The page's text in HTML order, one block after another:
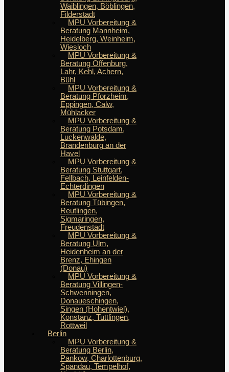
Waiblingen, Böblingen,
Filderstadt
MPU Vorbereitung &
Beratung Mannheim,
Heidelberg, Weinheim,
Wiesloch
MPU Vorbereitung &
Beratung Offenburg,
Lahr, Kehl, Achern,
Bühl
MPU Vorbereitung &
Beratung Pforzheim,
Eppingen, Calw,
Mühlacker
MPU Vorbereitung &
Beratung Potsdam,
Luckenwalde,
Brandenburg an der
Havel
MPU Vorbereitung &
Beratung Stuttgart,
Fellbach, Leinfelden-
Echterdingen
MPU Vorbereitung &
Beratung Tübingen,
Reutlingen,
Sigmaringen,
Freudenstadt
MPU Vorbereitung &
Beratung Ulm,
Heidenheim an der
Brenz, Ehingen
(Donau)
MPU Vorbereitung &
Beratung Villingen-
Schwenningen,
Donaueschingen,
Singen (Hohentwiel),
Konstanz, Tuttlingen,
Rottweil
Berlin
MPU Vorbereitung &
Beratung Berlin,
Pankow, Charlottenburg,
Spandau, Tempelhof,